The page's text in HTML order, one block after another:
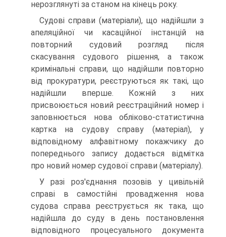
нерозглянуті за станом на кінець року.
Судові справи (матеріали), що надійшли з
апеляційної чи касаційної інстанцій на
повторний судовий розгляд після
скасування судового рішення, а також
кримінальні справи, що надійшли повторно
від прокуратури, реєструються як такі, що
надійшли вперше. Кожній з них
присвоюється новий реєстраційний номер і
заповнюється нова обліково-статистична
картка на судову справу (матеріал), у
відповідному алфавітному покажчику до
попереднього запису додається відмітка
про новий номер судової справи (матеріалу).
У разі роз'єднання позовів у цивільній
справі в самостійні провадження нова
судова справа реєструється як така, що
надійшла до суду в день постановлення
відповідного процесуального документа